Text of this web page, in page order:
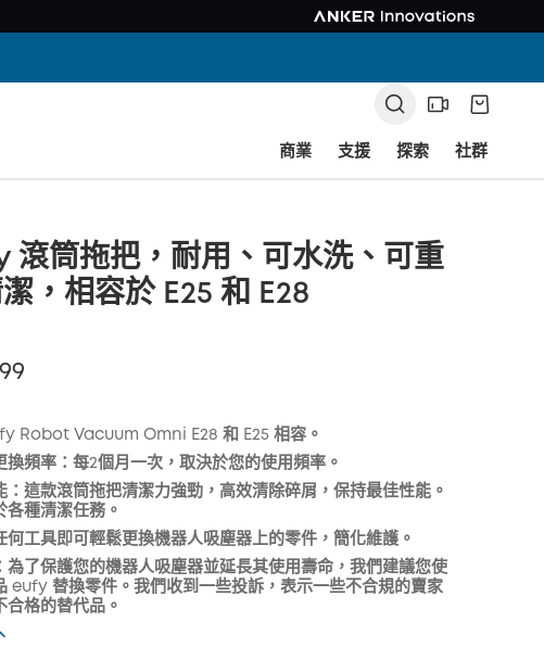
商業 支援 探索 社群
滾筒拖把，耐用、可水洗、可重
，相容於 E25 和 E28
:
複製
Robot Vacuum Omni E28 和 E25 相容。
換頻率：每2個月一次，取決於您的使用頻率。
：這款滾筒拖把清潔力強勁，高效清除碎屑，保持最佳性能。
各種清潔任務。
何工具即可輕鬆更換機器人吸塵器上的零件，簡化維護。
為了保護您的機器人吸塵器並延長其使用壽命，我們建議您使
eufy 替換零件。我們收到一些投訴，表示一些不合規的賣家
合格的替代品。